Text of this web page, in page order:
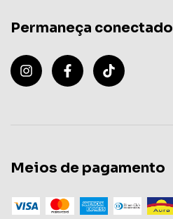
Permaneça conectado
Meios de pagamento